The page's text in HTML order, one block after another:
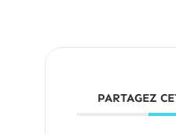
PARTAGEZ